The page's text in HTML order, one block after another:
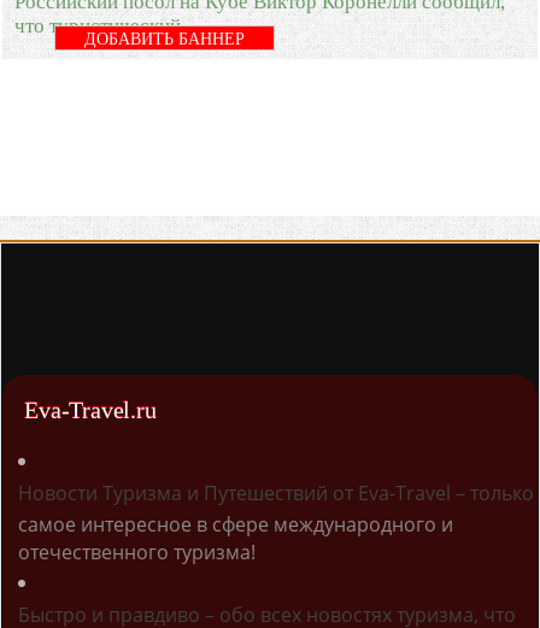
что туристический
ДОБАВИТЬ БАННЕР
Eva-Travel.ru
Новости Туризма и Путешествий от Eva-Travel – только
самое интересное в сфере международного и
отечественного туризма!
Быстро и правдиво – обо всех новостях туризма, что